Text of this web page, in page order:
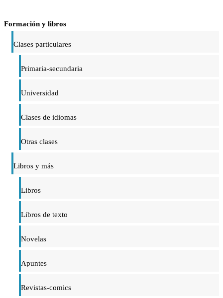
Formación y libros
Clases particulares
Primaria-secundaria
Universidad
Clases de idiomas
Otras clases
Libros y más
Libros
Libros de texto
Novelas
Apuntes
Revistas-comics